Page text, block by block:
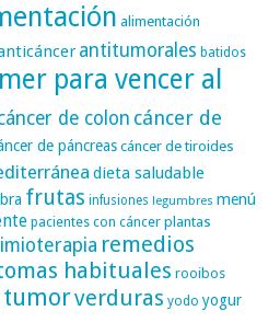
alimentación
antitumorales batidos
para vencer al
de colon cáncer de
de páncreascáncer de tiroides
dieta saludable
frutas infusiones legumbres menú
pacientes con cáncer plantas
remedios
habituales rooibos
tumorverduras yodo yogur